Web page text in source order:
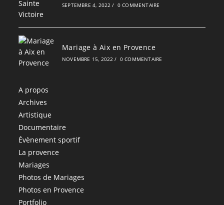
SEPTEMBRE 4, 2022 / 0 COMMENTAIRE
Mariage à Aix en Provence
NOVEMBRE 15, 2022 / 0 COMMENTAIRE
A propos
Archives
Artistique
Documentaire
Évènement sportif
La provence
Mariages
Photos de Mariages
Photos en Provence
Portfolio